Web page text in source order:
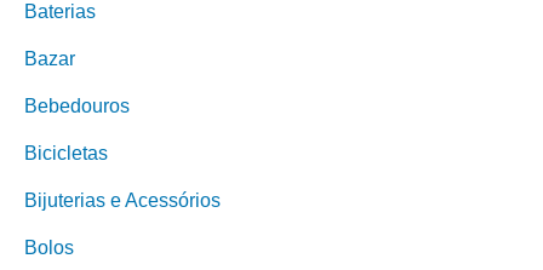
Baterias
Bazar
Bebedouros
Bicicletas
Bijuterias e Acessórios
Bolos